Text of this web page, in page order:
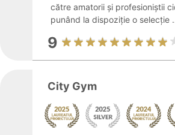
către amatorii și profesioniștii
punând la dispoziție o selecție
9
City Gym